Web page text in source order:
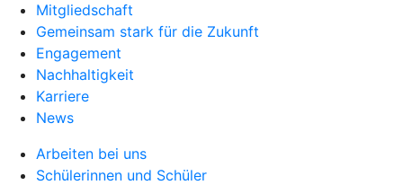
Mitgliedschaft
Gemeinsam stark für die Zukunft
Engagement
Nachhaltigkeit
Karriere
News
Arbeiten bei uns
Schülerinnen und Schüler